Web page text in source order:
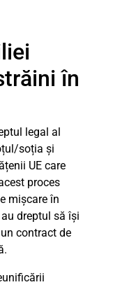
în
legal al
soția și
UE care
proces
mișcare în
dreptul să își
contract de